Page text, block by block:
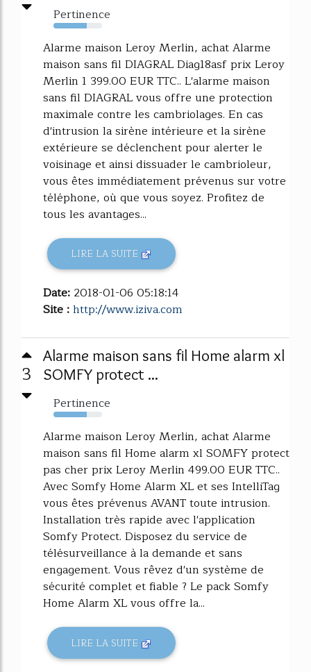
Pertinence
69%
Alarme maison Leroy Merlin, achat Alarme
maison sans fil DIAGRAL Diag18asf prix Leroy
Merlin 1 399.00 EUR TTC.. L'alarme maison
sans fil DIAGRAL vous offre une protection
maximale contre les cambriolages. En cas
d'intrusion la sirène intérieure et la sirène
extérieure se déclenchent pour alerter le
voisinage et ainsi dissuader le cambrioleur,
vous êtes immédiatement prévenus sur votre
téléphone, où que vous soyez. Profitez de
tous les avantages...
LIRE LA SUITE
Date: 2018-01-06 05:18:14
Site :http://www.iziva.com
3
Alarme maison sans fil Home alarm xl
SOMFY protect ...
Pertinence
68%
Alarme maison Leroy Merlin, achat Alarme
maison sans fil Home alarm xl SOMFY protect
pas cher prix Leroy Merlin 499.00 EUR TTC..
Avec Somfy Home Alarm XL et ses IntelliTag
vous êtes prévenus AVANT toute intrusion.
Installation très rapide avec l'application
Somfy Protect. Disposez du service de
télésurveillance à la demande et sans
engagement. Vous rêvez d'un système de
sécurité complet et fiable ? Le pack Somfy
Home Alarm XL vous offre la...
LIRE LA SUITE